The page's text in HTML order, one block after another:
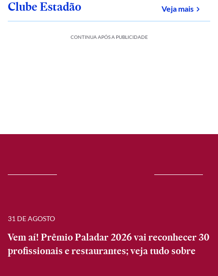
Clube Estadão Veja maissobre
CONTINUA APÓS A PUBLICIDADE
31 DE AGOSTO
Vem aí! Prêmio Paladar 2026 vai reconhecer 30
profissionais e restaurantes; veja tudo sobre